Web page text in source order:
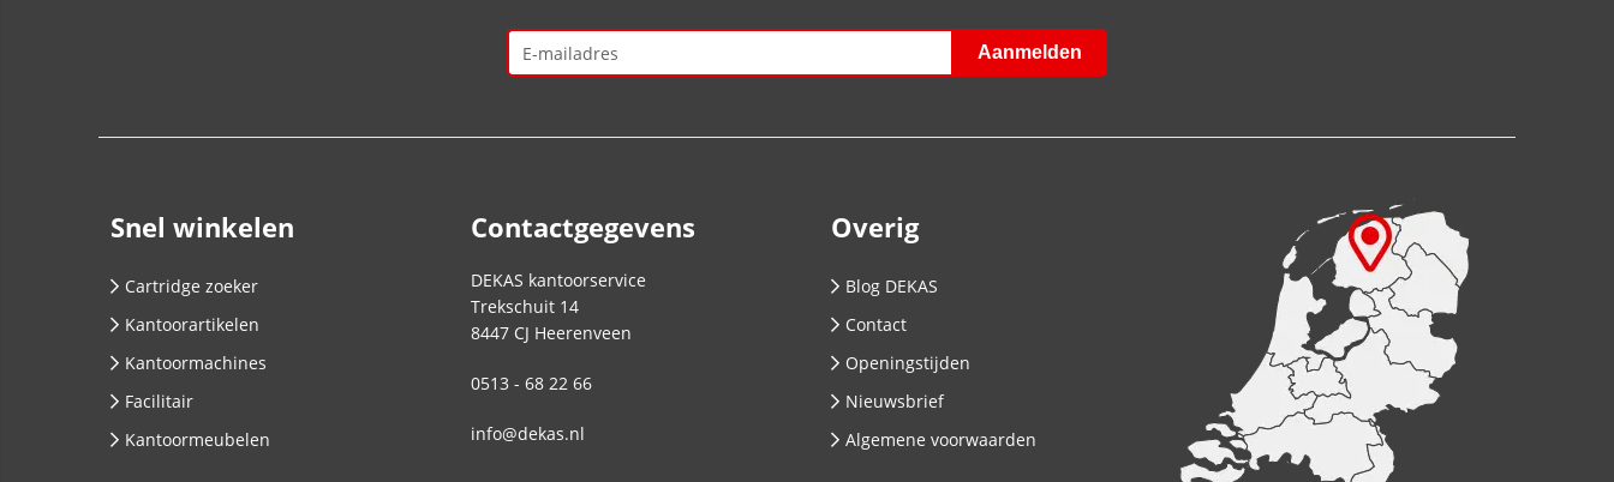
Snel winkelen
Cartridge zoeker
Kantoorartikelen
Kantoormachines
Facilitair
Kantoormeubelen
Contactgegevens
DEKAS kantoorservice
Trekschuit 14
8447 CJ Heerenveen
0513 - 68 22 66
info@dekas.nl
Overig
Blog DEKAS
Contact
Openingstijden
Nieuwsbrief
Algemene voorwaarden